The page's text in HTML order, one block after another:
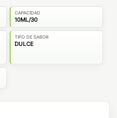
CAPACIDAD
10ML/30
TIPO DE SABOR
DULCE